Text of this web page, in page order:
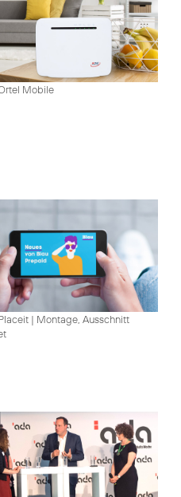
Mobile
| Montage, Ausschnitt